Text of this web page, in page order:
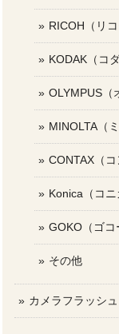
RICOH（リコ
KODAK（コ
OLYMPUS（
MINOLTA（
CONTAX（コ
Konica（コニ
GOKO（ゴコ
その他
カメラフラッシュ